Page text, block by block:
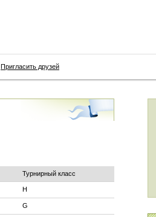
Пригласить друзей
Турнирный класс
H
G